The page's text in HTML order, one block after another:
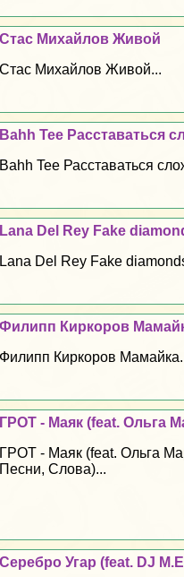
Стас Михайлов Живой
Стас Михайлов Живой...
Bahh Tee Расставаться
Bahh Tee Расставаться
Lana Del Rey Fake
Lana Del Rey Fake
Филипп Киркоров
Филипп Киркоров
ГРОТ - Маяк (feat. Ольга
ГРОТ - Маяк (feat. Ольга
Песни, Слова)...
Серебро Угар (feat. DJ